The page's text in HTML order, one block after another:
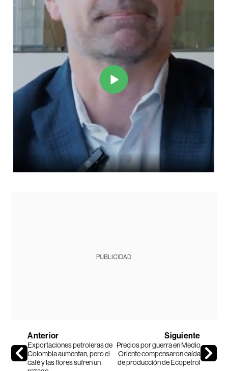
PUBLICIDAD
Anterior
Exportaciones petroleras de
Colombia aumentan, pero el
café y las flores sufren un
Siguiente
Precios por guerra en Medio
Oriente compensaron caída
de producción de Ecopetrol